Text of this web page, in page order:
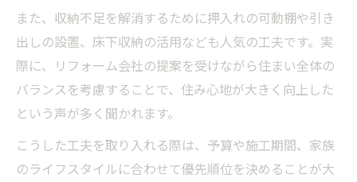
また、収納不足を解消するために押入れの可動棚や引き
出しの設置、床下収納の活用なども人気の工夫です。実
際に、リフォーム会社の提案を受けながら住まい全体の
バランスを考慮することで、住み心地が大きく向上した
という声が多く聞かれます。
こうした工夫を取り入れる際は、予算や施工期間、家族
のライフスタイルに合わせて優先順位を決めることが大